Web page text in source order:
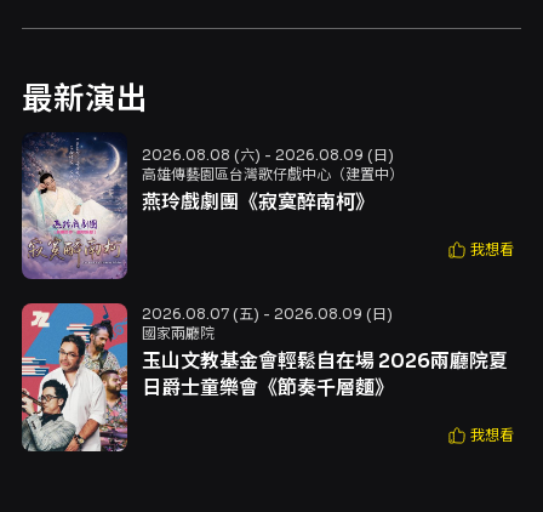
最新演出
2026.08.08 (六) - 2026.08.09 (日)
高雄傳藝園區台灣歌仔戲中心（建置中）
燕玲戲劇團《寂寞醉南柯》
我想看
2026.08.07 (五) - 2026.08.09 (日)
國家兩廳院
玉山文教基金會輕鬆自在場 2026兩廳院夏
日爵士童樂會《節奏千層麵》
我想看